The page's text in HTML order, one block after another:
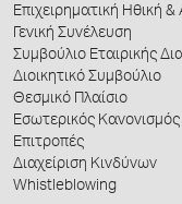
Επιχειρηματική Ηθική
Γενική Συνέλευση
Συμβούλιο Εταιρικής
Διοικητικό Συμβούλιο
Θεσμικό Πλαίσιο
Εσωτερικός Κανονισμός
Επιτροπές
Διαχείριση Κινδύνων
Whistleblowing